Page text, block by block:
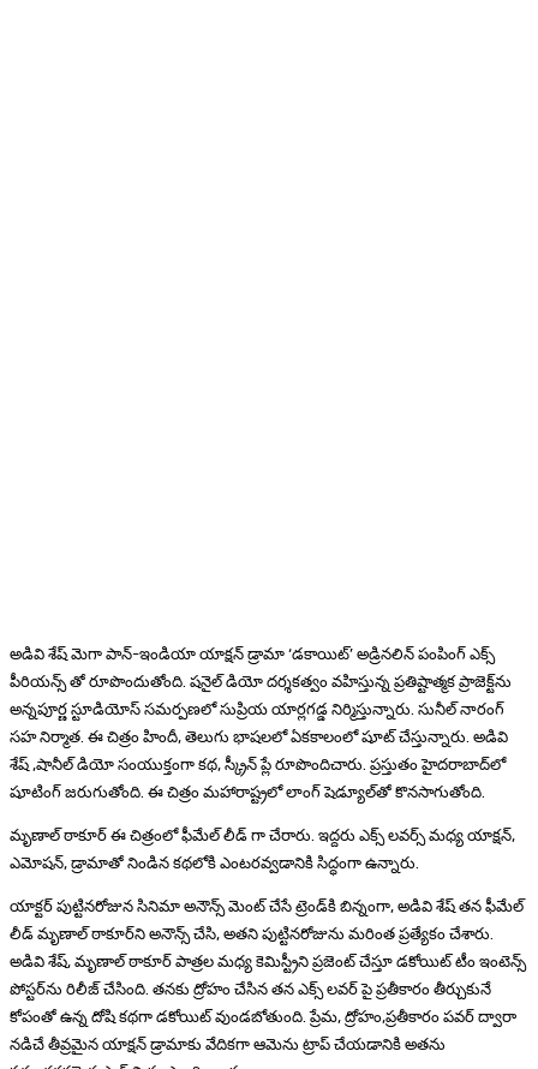
అడివి శేష్ మెగా పాన్-ఇండియా యాక్షన్ డ్రామా ‘డకాయిట్’ అడ్రినలిన్ పంపింగ్ ఎక్స్
పీరియన్స్ తో రూపొందుతోంది. షనైల్ డియో దర్శకత్వం వహిస్తున్న ప్రతిష్టాత్మక ప్రాజెక్ట్‌ను
అన్నపూర్ణ స్టూడియోస్ సమర్పణలో సుప్రియ యార్లగడ్డ నిర్మిస్తున్నారు. సునీల్ నారంగ్
సహ నిర్మాత. ఈ చిత్రం హిందీ, తెలుగు భాషలలో ఏకకాలంలో షూట్ చేస్తున్నారు. అడివి
శేష్ ,షానీల్ డియో సంయుక్తంగా కథ, స్క్రీన్ ప్లే రూపొందిచారు. ప్రస్తుతం హైదరాబాద్‌లో
షూటింగ్ జరుగుతోంది. ఈ చిత్రం మహారాష్ట్రలో లాంగ్ షెడ్యూల్‌తో కొనసాగుతోంది.
మృణాల్ ఠాకూర్ ఈ చిత్రంలో ఫీమేల్ లీడ్ గా చేరారు. ఇద్దరు ఎక్స్ లవర్స్ మధ్య యాక్షన్,
ఎమోషన్, డ్రామాతో నిండిన కథలోకి ఎంటరవ్వడానికి సిద్ధంగా ఉన్నారు.
యాక్టర్ పుట్టినరోజున సినిమా అనౌన్స్ మెంట్ చేసే ట్రెండ్‌కి బిన్నంగా, అడివి శేష్ తన ఫీమేల్
లీడ్ మృణాల్ ఠాకూర్‌ని అనౌన్స్ చేసి, అతని పుట్టినరోజును మరింత ప్రత్యేకం చేశారు.
అడివి శేష్, మృణాల్ ఠాకూర్ పాత్రల మధ్య కెమిస్ట్రీని ప్రజెంట్ చేస్తూ డకోయిట్ టీం ఇంటెన్స్
పోస్టర్‌ను రిలీజ్ చేసింది. తనకు ద్రోహం చేసిన తన ఎక్స్ లవర్ పై ప్రతీకారం తీర్చుకునే
కోపంతో ఉన్న దోషి కథగా డకోయిట్ వుండబోతుంది. ప్రేమ, ద్రోహం,ప్రతీకారం పవర్ ద్వారా
నడిచే తీవ్రమైన యాక్షన్ డ్రామాకు వేదికగా ఆమెను ట్రాప్ చేయడానికి అతను